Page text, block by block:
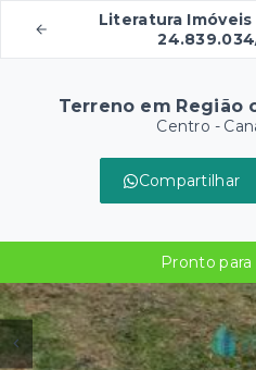
Literatura Imóveis
Terreno em Região
Centro -
Compartilhar
Pronto